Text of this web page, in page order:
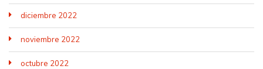
diciembre 2022
noviembre 2022
octubre 2022